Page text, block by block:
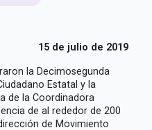
15 de julio de 2019
la Decimosegunda
Estatal y la
de la Coordinadora
de al rededor de 200
de Movimiento